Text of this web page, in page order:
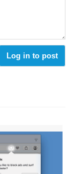
Log in to post